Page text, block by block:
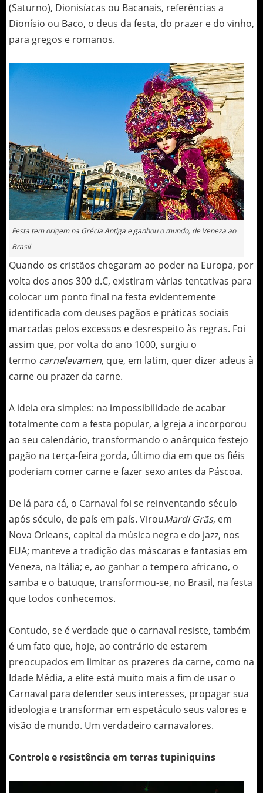
(Saturno), Dionisíacas ou Bacanais, referências a
Dionísio ou Baco, o deus da festa, do prazer e do vinho,
para gregos e romanos.
Festa tem origem na Grécia Antiga e ganhou o mundo, de Veneza ao
Brasil
Quando os cristãos chegaram ao poder na Europa, por
volta dos anos 300 d.C, existiram várias tentativas para
colocar um ponto final na festa evidentemente
identificada com deuses pagãos e práticas sociais
marcadas pelos excessos e desrespeito às regras. Foi
assim que, por volta do ano 1000, surgiu o
termo carnelevamen, que, em latim, quer dizer adeus à
carne ou prazer da carne.
A ideia era simples: na impossibilidade de acabar
totalmente com a festa popular, a Igreja a incorporou
ao seu calendário, transformando o anárquico festejo
pagão na terça-feira gorda, último dia em que os fiéis
poderiam comer carne e fazer sexo antes da Páscoa.
De lá para cá, o Carnaval foi se reinventando século
após século, de país em país. VirouMardi Grãs, em
Nova Orleans, capital da música negra e do jazz, nos
EUA; manteve a tradição das máscaras e fantasias em
Veneza, na Itália; e, ao ganhar o tempero africano, o
samba e o batuque, transformou-se, no Brasil, na festa
que todos conhecemos.
Contudo, se é verdade que o carnaval resiste, também
é um fato que, hoje, ao contrário de estarem
preocupados em limitar os prazeres da carne, como na
Idade Média, a elite está muito mais a fim de usar o
Carnaval para defender seus interesses, propagar sua
ideologia e transformar em espetáculo seus valores e
visão de mundo. Um verdadeiro carnavalores.
Controle e resistência em terras tupiniquins